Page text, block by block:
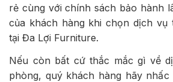
rẻ cùng với chính sách bảo hành
của khách hàng khi chọn dịch vụ
tại Đa Lợi Furniture.
Nếu còn bất cứ thắc mắc gì về
phòng, quý khách hàng hãy